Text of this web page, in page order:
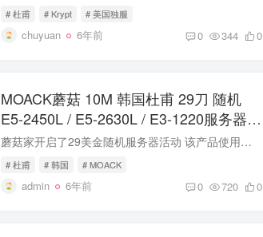
# 杜甫 # Krypt # 美国独服
chuyuan 6年前 0 344 0
MOACK蘑菇 10M 韩国杜甫 29刀 随机
E5-2450L / E5-2630L / E3-1220服务器
#2020-03#
蘑菇家开启了29美金随机服务器活动 该产品使用优惠码82IWKQ4L5V后仅需29美金 该产品将随机开启以下型号： 随机Dual E5-2450L / E5-2630L / E3-1220 随机16/32 GB RAM 随机1TB HDD / 240G SSD / ...
# 杜甫 # 韩国 # MOACK
admin 6年前 0 720 0